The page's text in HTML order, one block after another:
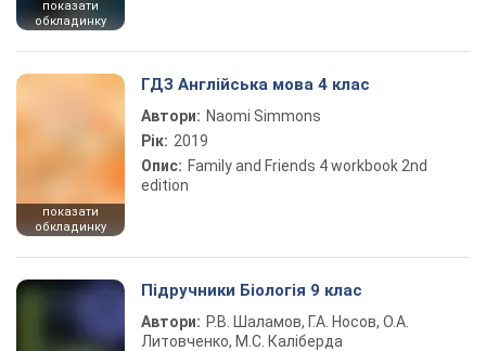
показати
обкладинку
показати
обкладинку
ГДЗ Англійська мова 4 клас
Автори: Naomi Simmons
Рік: 2019
Опис: Family and Friends 4 workbook 2nd
edition
Підручники Біологія 9 клас
Автори: Р.В. Шаламов, Г.А. Носов, О.А.
Литовченко, М.С. Каліберда